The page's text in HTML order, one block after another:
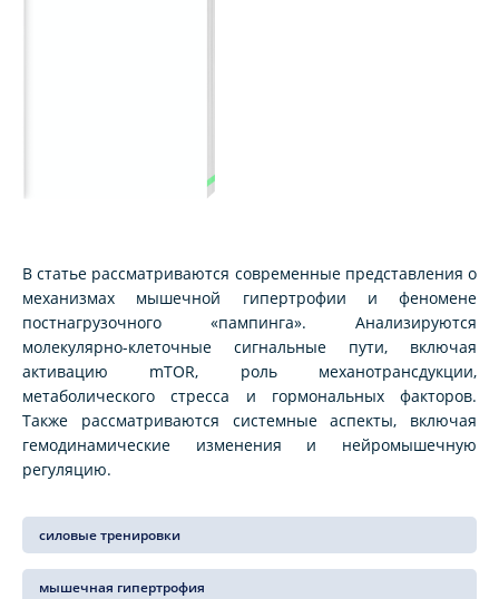
В статье рассматриваются современные представления о
механизмах мышечной гипертрофии и феномене
постнагрузочного «пампинга». Анализируются
молекулярно-клеточные сигнальные пути, включая
активацию mTOR, роль механотрансдукции,
метаболического стресса и гормональных факторов.
Также рассматриваются системные аспекты, включая
гемодинамические изменения и нейромышечную
регуляцию.
силовые тренировки
мышечная гипертрофия